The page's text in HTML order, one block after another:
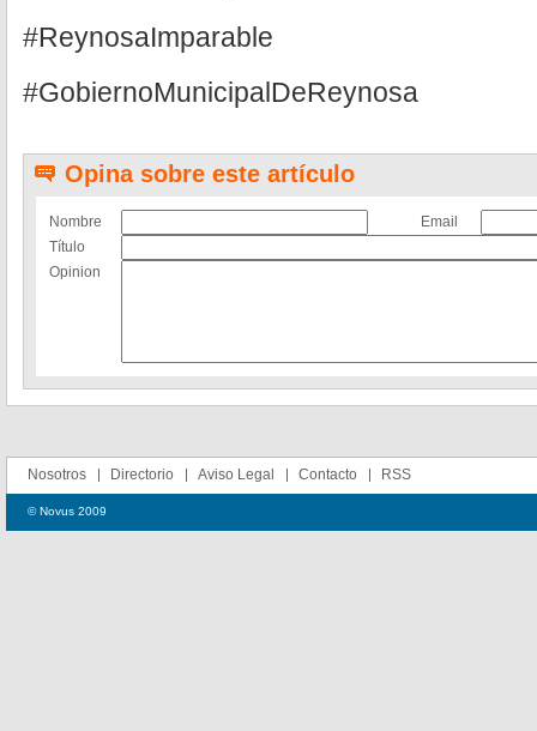
#ReynosaImparable
#GobiernoMunicipalDeReynosa
Opina sobre este artículo
Nombre
Email
Título
Opinion
Nosotros Directorio Aviso Legal Contacto RSS
© Novus 2009